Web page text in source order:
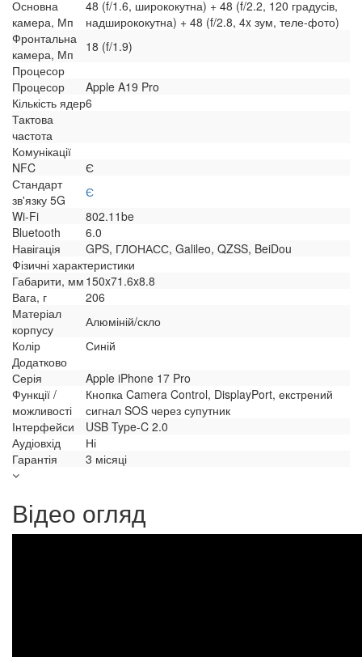
Основна
камера, Мп
48 (f/1.6, ширококутна) + 48 (f/2.2, 120 градусів,
надширококутна) + 48 (f/2.8, 4x зум, теле-фото)
Фронтальна
камера, Мп
18 (f/1.9)
Процесор
Процесор
Apple A19 Pro
Кількість ядер6
Тактова
частота
Комунікації
NFC
Є
Стандарт
зв'язку 5G
Є
Wi-Fi
802.11be
Bluetooth
6.0
Навігація
GPS, ГЛОНАСС, Galileo, QZSS, BeiDou
Фізичні характеристики
Габарити, мм 150x71.6x8.8
Вага, г
206
Матеріал
корпусу
Алюміній/скло
Колір
Синій
Додатково
Серія
Apple iPhone 17 Pro
Функції /
можливості
Кнопка Camera Control, DisplayPort, екстрений
сигнал SOS через супутник
Інтерфейси
USB Type-C 2.0
Аудіовхід
Ні
Гарантія
3 місяці
Відео огляд